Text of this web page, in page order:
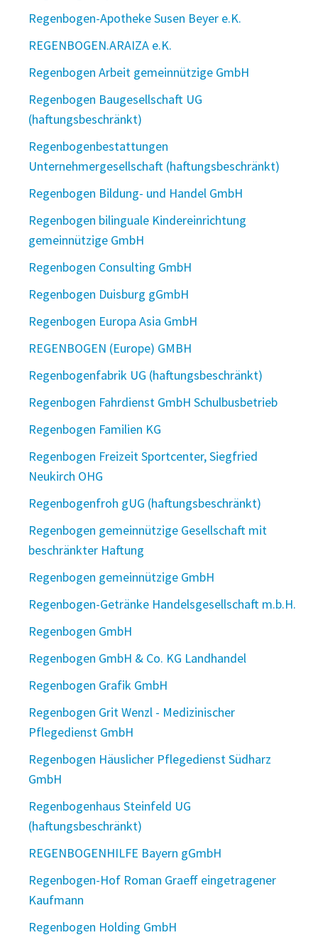
Regenbogen-Apotheke Susen Beyer e.K.
REGENBOGEN.ARAIZA e.K.
Regenbogen Arbeit gemeinnützige GmbH
Regenbogen Baugesellschaft UG
(haftungsbeschränkt)
Regenbogenbestattungen
Unternehmergesellschaft (haftungsbeschränkt)
Regenbogen Bildung- und Handel GmbH
Regenbogen bilinguale Kindereinrichtung
gemeinnützige GmbH
Regenbogen Consulting GmbH
Regenbogen Duisburg gGmbH
Regenbogen Europa Asia GmbH
REGENBOGEN (Europe) GMBH
Regenbogenfabrik UG (haftungsbeschränkt)
Regenbogen Fahrdienst GmbH Schulbusbetrieb
Regenbogen Familien KG
Regenbogen Freizeit Sportcenter, Siegfried
Neukirch OHG
Regenbogenfroh gUG (haftungsbeschränkt)
Regenbogen gemeinnützige Gesellschaft mit
beschränkter Haftung
Regenbogen gemeinnützige GmbH
Regenbogen-Getränke Handelsgesellschaft m.b.H.
Regenbogen GmbH
Regenbogen GmbH & Co. KG Landhandel
Regenbogen Grafik GmbH
Regenbogen Grit Wenzl - Medizinischer
Pflegedienst GmbH
Regenbogen Häuslicher Pflegedienst Südharz
GmbH
Regenbogenhaus Steinfeld UG
(haftungsbeschränkt)
REGENBOGENHILFE Bayern gGmbH
Regenbogen-Hof Roman Graeff eingetragener
Kaufmann
Regenbogen Holding GmbH